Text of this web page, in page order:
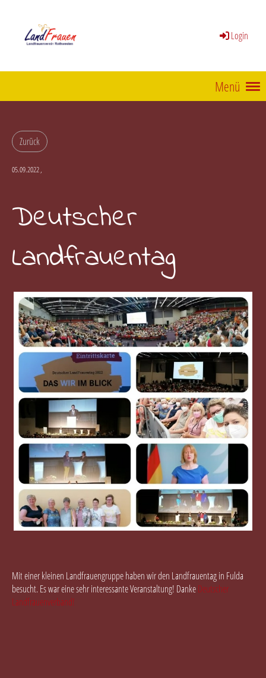
Login
Menü
Zurück
05.09.2022,
Deutscher
Landfrauentag
Mit einer kleinen Landfrauengruppe haben wir den Landfrauentag in Fulda
besucht. Es war eine sehr interessante Veranstaltung! DankeDeutscher
Landfrauenverband!